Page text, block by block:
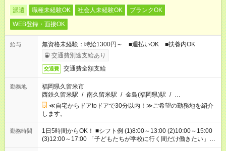
派遣 職種未経験OK 社会人未経験OK
ブランクOK
WEB登録・面接OK
給与
無資格未経験：時給1300円～ ■週払いOK ■扶養内OK
交通費別途支給あり
交通費 交通費全額支給
勤務地
福岡県久留米市
西鉄久留米駅 / 南久留米駅 / 金島(福岡県)駅 / …
≪自宅からドアtoドアで30分以内！≫ご希望の勤務地を紹介
します。
勤務時間
1日5時間からOK！ ■シフト例 (1)8:00～13:00 (2)10:00～15:00
(3)12:00～17:00 「子どもたちが学校に行く間だけ働きたい」
「余裕を持って夕飯の準備がしたい」 「午前中は働いて、午後